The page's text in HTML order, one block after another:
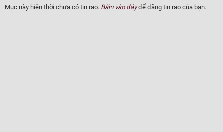
Mục này hiện thời chưa có tin rao. Bấm vào đâyđể đăng tin rao của bạn.